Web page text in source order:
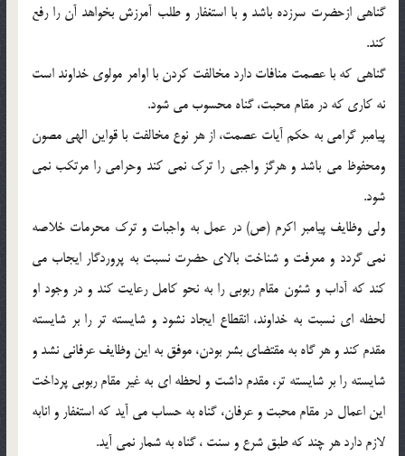
گناهي ازحضرت سرزده باشد و با استغفار و طلب آمرزش بخواهد آن را رفع
كند.
گناهي كه با عصمت منافات دارد مخالفت كردن با اوامر مولوي خداوند است
نه كاري كه در مقام محبت، گناه محسوب مي شود.
پيامبر گرامي به حكم آيات عصمت، از هر نوع مخالفت با قواين الهي مصون
ومحفوظ مي باشد و هرگز واجبي را ترك نمي كند وحرامي را مرتكب نمي
شود.
ولي وظايف پيامبر اكرم (ص) در عمل به واجبات و ترك محرمات خلاصه
نمي گردد و معرفت و شناخت بالاي حضرت نسبت به پروردگار ايجاب مي
كند كه آداب و شئون مقام ربوبي را به نحو كامل رعايت كند و در وجود او
لحظه اي نسبت به خداوند، انقطاع ايجاد نشود و شايسته تر را بر شايسته
مقدم كند و هر گاه به مقتضاي بشر بودن، موفق به اين وظايف عرفاني نشد و
شايسته را بر شايسته تر، مقدم داشت و لحظه اي به غير مقام ربوبي پرداخت
اين اعمال در مقام محبت و عرفان، گناه به حساب مي آيد كه استغفار و انابه
لازم دارد هر چند كه طبق شرع و سنت ، گناه به شمار نمي آيد.